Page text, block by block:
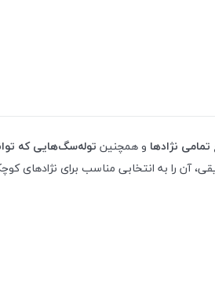
نژادها و همچنین توله‌سگ‌هایی که
آن را به انتخابی مناسب برای نژادهای